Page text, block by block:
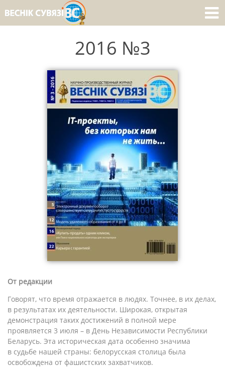
2016 №3
От редакции
Говорят, что время отражается в людях. Точнее, в их делах,
в результатах их деятельности. Широкая, открытая
демонстрация таких достижений в полной мере
проявляется 3 июля – в День Независимости Республики
Беларусь. Эта историческая дата особенно значима
в судьбе нашей страны: белорусская столица была
освобождена от фашистских захватчиков.